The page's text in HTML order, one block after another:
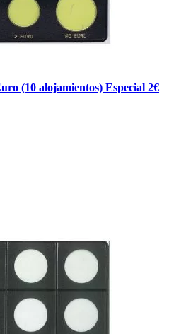
(10 alojamientos) Especial 2€